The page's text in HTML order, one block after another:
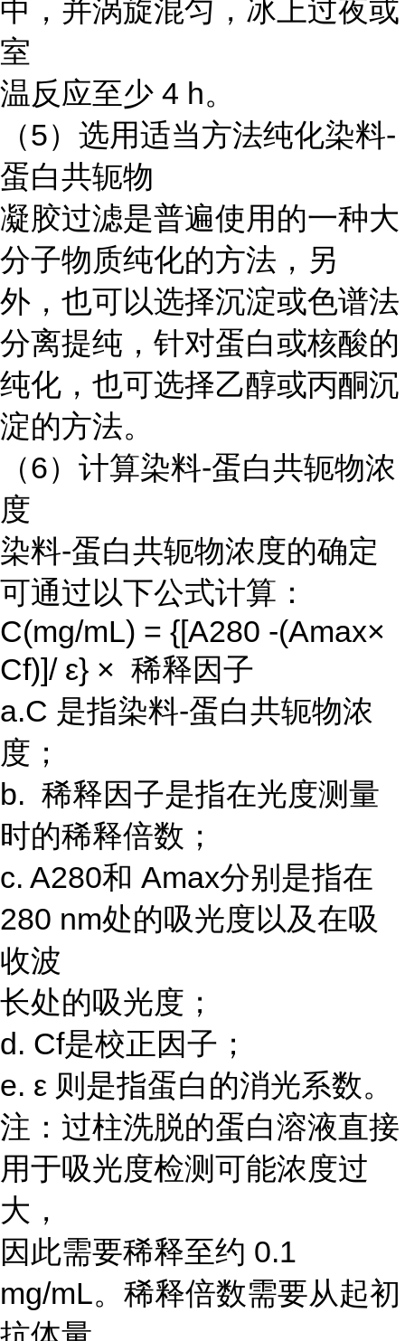
中，并涡旋混匀，冰上过夜或
室
温反应至少 4 h。
（5）选用适当方法纯化染料-
蛋白共轭物
凝胶过滤是普遍使用的一种大
分子物质纯化的方法，另
外，也可以选择沉淀或色谱法
分离提纯，针对蛋白或核酸的
纯化，也可选择乙醇或丙酮沉
淀的方法。
（6）计算染料-蛋白共轭物浓
度
染料-蛋白共轭物浓度的确定
可通过以下公式计算：
C(mg/mL) = {[A280 -(Amax×
Cf)]/ ε} × 稀释因子
a.C 是指染料-蛋白共轭物浓
度；
b. 稀释因子是指在光度测量
时的稀释倍数；
c. A280和 Amax分别是指在
280 nm处的吸光度以及在吸
收波
长处的吸光度；
d. Cf是校正因子；
e. ε 则是指蛋白的消光系数。
注：过柱洗脱的蛋白溶液直接
用于吸光度检测可能浓度过
大，
因此需要稀释至约 0.1
mg/mL。稀释倍数需要从起初